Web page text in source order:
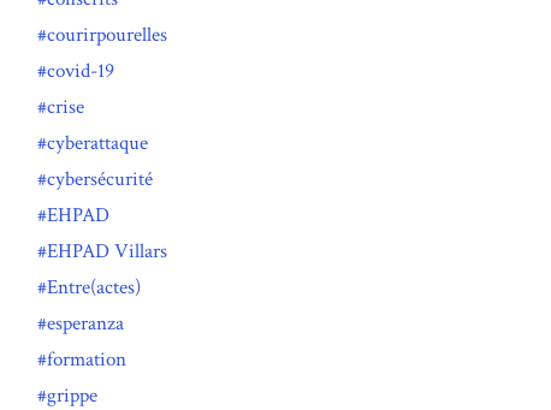
courirpourelles
covid-19
crise
cyberattaque
cybersécurité
EHPAD
EHPAD Villars
Entre(actes)
esperanza
formation
grippe